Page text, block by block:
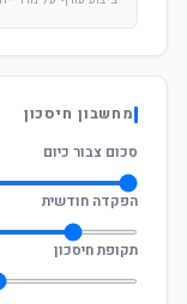
מחשבון חיסכון
סכום צבור כיום
הפקדה חודשית
תקופת חיסכון